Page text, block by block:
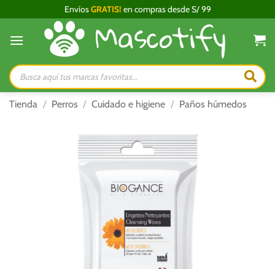
al
contenido
EnvíosGRATIS! en compras desde S/ 99
Búsqueda
de
productos
Tienda / Perros / Cuidado e higiene / Paños húmedos